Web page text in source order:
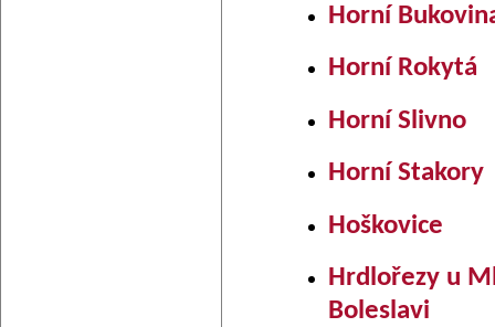
Horní
Horní Rokytá
Horní Slivno
Horní Stakory
Hoškovice
Hrdlořezy u
Boleslavi